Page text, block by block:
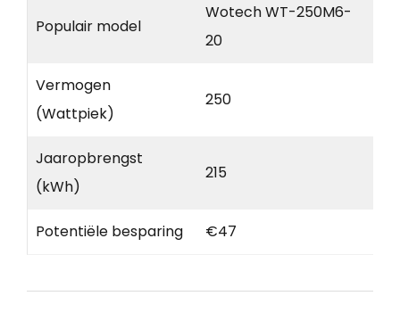
Populair model
Wotech WT-250M6-
20
Vermogen
(Wattpiek)
250
Jaaropbrengst
(kWh)
215
Potentiële besparing €47